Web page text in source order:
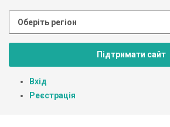
Підтримати сайт
Вхід
Реєстрація